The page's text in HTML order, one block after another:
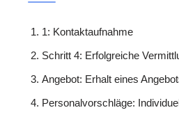
1: Kontaktaufnahme
Schritt 4: Erfolgreiche
Angebot: Erhalt eines
Personalvorschläge: